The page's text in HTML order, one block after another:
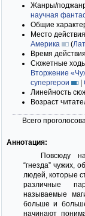
Жанры/
научная
Общие
Место
Америка
(
Время
Сюжетные
Вторжение
супергерои
|
Линейность
Возраст
Всего
Аннотация:
Повсюду
“гнезда” чужих,
людей, которые
различные
называемые
больше и
начинают